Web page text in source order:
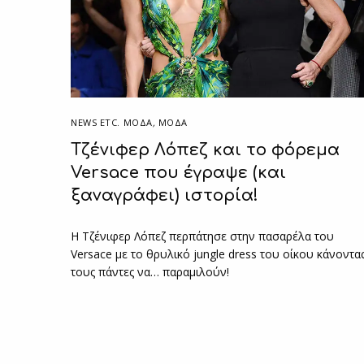
NEWS ETC. ΜΌΔΑ, ΜΟΔΑ
Τζένιφερ Λόπεζ και το φόρεμα
Versace που έγραψε (και
ξαναγράφει) ιστορία!
Η Τζένιφερ Λόπεζ περπάτησε στην πασαρέλα του
Versace με το θρυλικό jungle dress του οίκου
τους πάντες να… παραμιλούν!